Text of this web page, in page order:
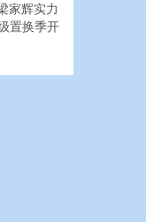
家辉实力
置换季开